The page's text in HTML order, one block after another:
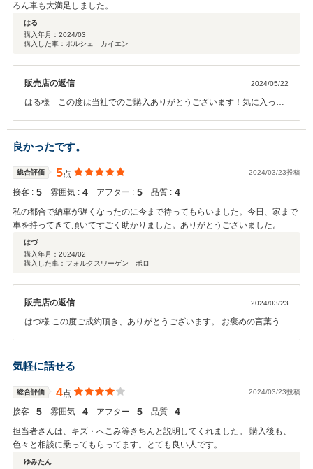
ろん車も大満足しました。
はる
購入年月： 2024/03
購入した車：ポルシェ カイエン
販売店の返信 2024/05/22
はる様 この度は当社でのご購入ありがとうございます！気に入って
い！
良かったです。
総合評価 5点 2024/03/23投稿
接客 : 5 雰囲気 : 4 アフター : 5 品質 : 4
私の都合で納車が遅くなったのに今まで待ってもらいました。今日、家まで
車を持ってきて頂いてすごく助かりました。ありがとうございました。
はづ
購入年月： 2024/02
購入した車：フォルクスワーゲン ポロ
販売店の返信 2024/03/23
はづ様 この度ご成約頂き、ありがとうございます。 お褒めの言葉うれ
したら、気軽にご相談くださいませ。 ありがとうございます。
気軽に話せる
総合評価 4点 2024/03/23投稿
接客 : 5 雰囲気 : 4 アフター : 5 品質 : 4
担当者さんは、キズ・へこみ等きちんと説明してくれました。 購入後も、
色々と相談に乗ってもらってます。とても良い人です。
ゆみたん